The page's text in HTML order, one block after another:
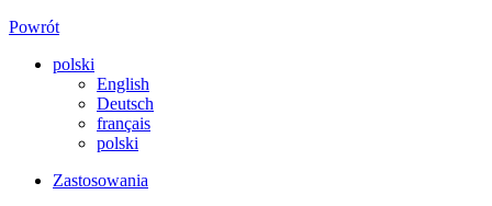
Powrót
polski
English
Deutsch
français
polski
Zastosowania